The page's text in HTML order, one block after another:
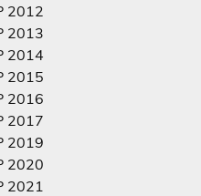
2012
2013
2014
2015
2016
2017
2019
2020
2021